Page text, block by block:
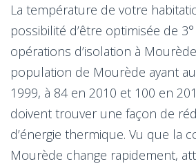
La température de votre
possibilité d’être optimisée de
opérations d’isolation à
population de Mourède ayant
1999, à 84 en 2010 et 100 en
doivent trouver une façon de
d’énergie thermique. Vu que la
Mourède change rapidement,